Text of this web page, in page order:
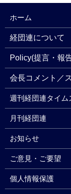
ホーム
経団連について
Policy(提言・報
会長コメント／
週刊経団連タイム
月刊経団連
お知らせ
ご意見・ご要望
個人情報保護